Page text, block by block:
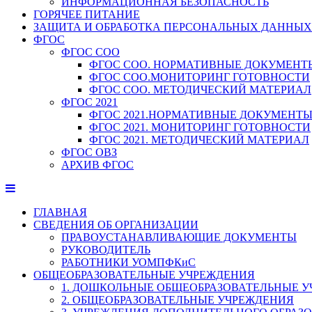
ГОРЯЧЕЕ ПИТАНИЕ
ЗАЩИТА И ОБРАБОТКА ПЕРСОНАЛЬНЫХ ДАННЫХ
ФГОС
ФГОС СОО
ФГОС СОО. НОРМАТИВНЫЕ
ФГОС СОО.МОНИТОРИНГ ГОТОВНОСТИ
ФГОС СОО. МЕТОДИЧЕСКИЙ МАТЕРИАЛ
ФГОС 2021
ФГОС 2021.НОРМАТИВНЫЕ ДОКУМЕНТЫ
ФГОС 2021. МОНИТОРИНГ ГОТОВНОСТИ
ФГОС 2021. МЕТОДИЧЕСКИЙ МАТЕРИАЛ
ФГОС ОВЗ
АРХИВ ФГОС
ГЛАВНАЯ
СВЕДЕНИЯ ОБ ОРГАНИЗАЦИИ
ПРАВОУСТАНАВЛИВАЮЩИЕ ДОКУМЕНТЫ
РУКОВОДИТЕЛЬ
РАБОТНИКИ УОМПФКиС
ОБЩЕОБРАЗОВАТЕЛЬНЫЕ УЧРЕЖДЕНИЯ
1. ДОШКОЛЬНЫЕ ОБЩЕОБРАЗОВАТЕЛЬНЫЕ
2. ОБЩЕОБРАЗОВАТЕЛЬНЫЕ УЧРЕЖДЕНИЯ